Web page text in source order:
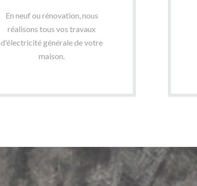
En neuf ou rénovation, nous
réalisons tous vos travaux
d'électricité générale de votre
maison.